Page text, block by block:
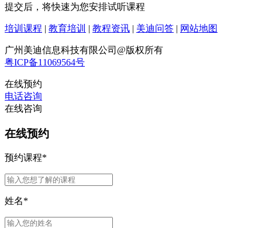
提交后，将快速为您安排试听课程
培训课程 | 教育培训 | 教程资讯 | 美迪问答 | 网站地图
广州美迪信息科技有限公司@版权所有
粤ICP备11069564号
在线预约
电话咨询
在线咨询
在线预约
预约课程*
姓名*